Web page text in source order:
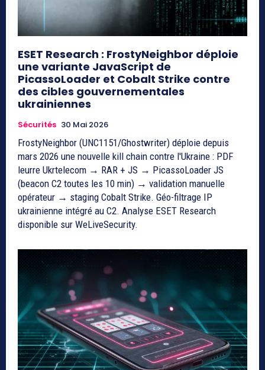
ESET Research : FrostyNeighbor déploie
une variante JavaScript de
PicassoLoader et Cobalt Strike contre
des cibles gouvernementales
ukrainiennes
Sécurités 30 Mai 2026
FrostyNeighbor (UNC1151/Ghostwriter) déploie depuis
mars 2026 une nouvelle kill chain contre l'Ukraine : PDF
leurre Ukrtelecom → RAR + JS → PicassoLoader JS
(beacon C2 toutes les 10 min) → validation manuelle
opérateur → staging Cobalt Strike. Géo-filtrage IP
ukrainienne intégré au C2. Analyse ESET Research
disponible sur WeLiveSecurity.